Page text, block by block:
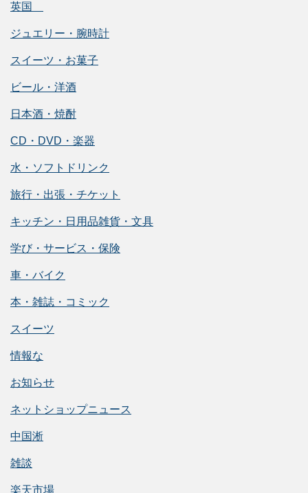
英国
ジュエリー・腕時計
スイーツ・お菓子
ビール・洋酒
日本酒・焼酎
CD・DVD・楽器
水・ソフトドリンク
旅行・出張・チケット
キッチン・日用品雑貨・文具
学び・サービス・保険
車・バイク
本・雑誌・コミック
スイーツ
情報な
お知らせ
ネットショップニュース
中国淅
雑談
楽天市場